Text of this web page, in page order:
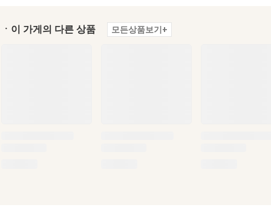
ㆍ이 가게의 다른 상품 모든상품보기+